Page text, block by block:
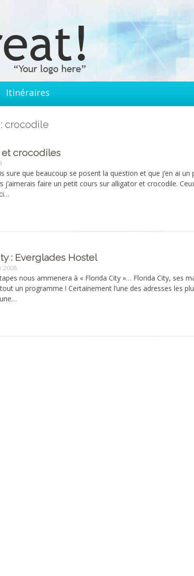
Itinéraires
crocodile
crocodiles
sure que beaucoup se posent la question et que j’en ai un
j’aimerais faire un petit cours sur alligator et crocodile.
: Everglades Hostel
2008
nous ammenera à « Florida City »… Florida City, ses
un programme ! Certainement l’une des adresses les